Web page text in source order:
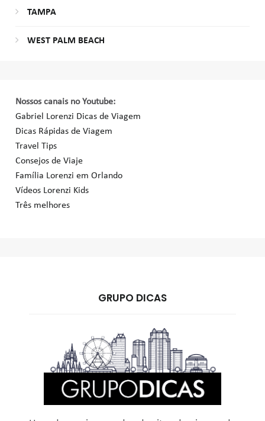
TAMPA
WEST PALM BEACH
Nossos canais no Youtube:
Gabriel Lorenzi Dicas de Viagem
Dicas Rápidas de Viagem
Travel Tips
Consejos de Viaje
Família Lorenzi em Orlando
Vídeos Lorenzi Kids
Três melhores
GRUPO DICAS